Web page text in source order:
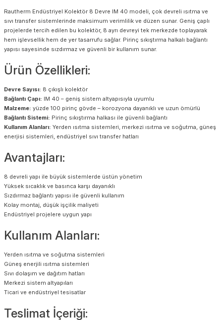
Rautherm Endüstriyel Kolektör 8 Devre IM 40 modeli, çok devreli ısıtma ve
sıvı transfer sistemlerinde maksimum verimlilik ve düzen sunar. Geniş çaplı
projelerde tercih edilen bu kolektör, 8 ayrı devreyi tek merkezde toplayarak
hem işlevsellik hem de yer tasarrufu sağlar. Pirinç sıkıştırma halkalı bağlantı
yapısı sayesinde sızdırmaz ve güvenli bir kullanım sunar.
Ürün Özellikleri:
Devre Sayısı: 8 çıkışlı kolektör
Bağlantı Çapı: IM 40 – geniş sistem altyapısıyla uyumlu
Malzeme: yüzde 100 pirinç gövde – korozyona dayanıklı ve uzun ömürlü
Bağlantı Sistemi: Pirinç sıkıştırma halkası ile güvenli bağlantı
Kullanım Alanları: Yerden ısıtma sistemleri, merkezi ısıtma ve soğutma, güneş
enerjisi sistemleri, endüstriyel sıvı transfer hatları
Avantajları:
8 devreli yapı ile büyük sistemlerde üstün yönetim
Yüksek sıcaklık ve basınca karşı dayanıklı
Sızdırmaz bağlantı yapısı ile güvenli kullanım
Kolay montaj, düşük işçilik maliyeti
Endüstriyel projelere uygun yapı
Kullanım Alanları:
Yerden ısıtma ve soğutma sistemleri
Güneş enerjili ısıtma sistemleri
Sıvı dolaşım ve dağıtım hatları
Merkezi sistem altyapıları
Ticari ve endüstriyel tesisatlar
Teslimat İçeriği: